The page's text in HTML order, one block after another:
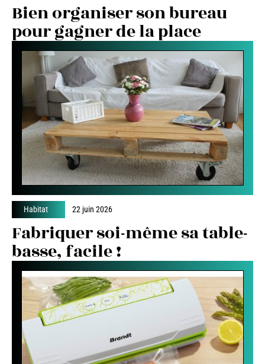
Bien organiser son bureau
pour gagner de la place
Habitat 22 juin 2026
Fabriquer soi-même sa table-
basse, facile !